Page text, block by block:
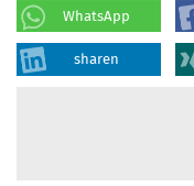
WhatsApp
sharen